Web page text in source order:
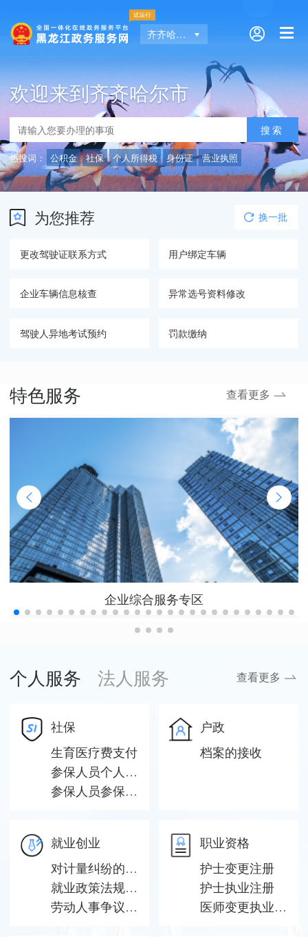
齐齐哈尔市
欢迎来到齐齐哈尔市
热搜词： 公积金 社保 个人所得税 身份证 营业执照
为您推荐
更改驾驶证联系方式 用户绑定车辆
企业车辆信息核查 异常选号资料修改
驾驶人异地考试预约 罚款缴纳
换一批
特色服务 查看更多
企业综合服务专区
个人服务 法人服务 查看更多
社保
生育医疗费支付
参保人员个人账户一次性支取
参保人员参保信息查询
户政
档案的接收
就业创业
对计量纠纷的调解和仲裁检定
就业政策法规咨询
劳动人事争议仲裁申请
职业资格
护士变更注册
护士执业注册
医师变更执业地点